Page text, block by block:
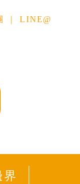
｜ LINE@
界